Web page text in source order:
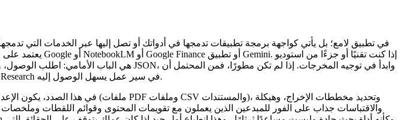
يتشكل انطباعك الأول من خلال كيفية قيام تطبيقات الشركاء وخصائص Google بتعبئة Gemini Deep Research في سير عمل يسهل الوصول إليه.